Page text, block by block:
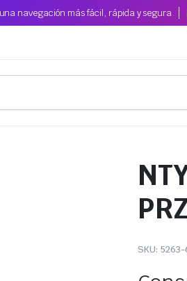
navegación más fácil, rápida y segura
SKU: 5263-